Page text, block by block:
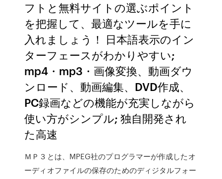
フトと無料サイトの選ぶポイント
を把握して、最適なツールを手に
入れましょう！ 日本語表示のイン
ターフェースがわかりやすい;
mp4・mp3・画像変換、動画ダウ
ンロード、動画編集、DVD作成、
PC録画などの機能が充実しながら
使い方がシンプル; 独自開発され
た高速
ＭＰ３とは、MPEG社のプログラマーが作成したオ
ーディオファイルの保存のためのディジタルフォー